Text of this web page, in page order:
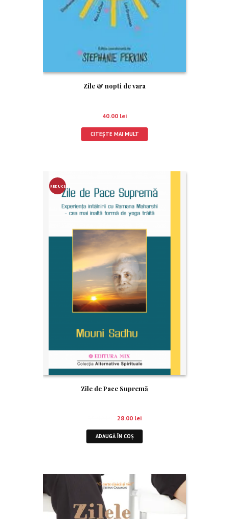
Zile & nopti de vara
40.00 lei
CITEȘTE MAI MULT
REDUCE
Zile de Pace Supremă
28.00 lei
ADAUGĂ ÎN COȘ